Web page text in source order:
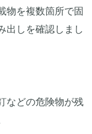
物を複数箇所で固
出しを確認しまし
などの危険物が残